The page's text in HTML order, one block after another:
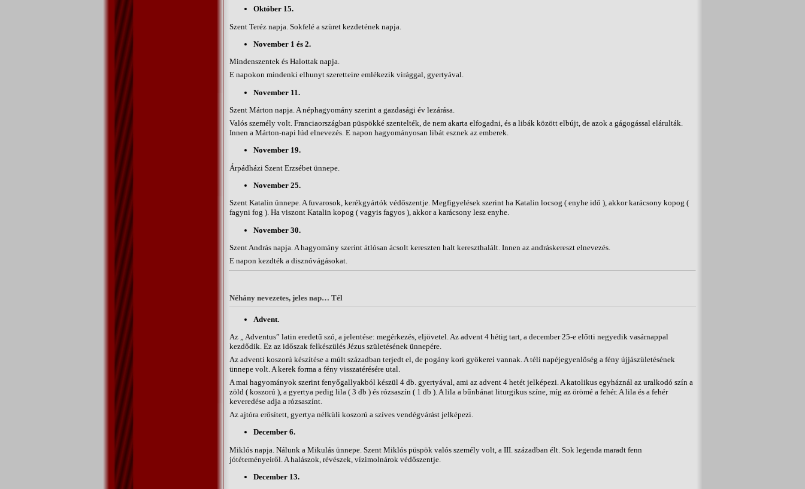
Október 15.
Szent Teréz napja. Sokfelé a szüret kezdetének napja.
November 1 és 2.
Mindenszentek és Halottak napja.
E napokon mindenki elhunyt szeretteire emlékezik virággal, gyertyával.
November 11.
Szent Márton napja. A néphagyomány szerint a gazdasági év lezárása.
Valós személy volt. Franciaországban püspökké szentelték, de nem akarta elfogadni, és a libák között elbújt, de azok a gágogással elárulták.
Innen a Márton-napi lúd elnevezés. E napon hagyományosan libát esznek az emberek.
November 19.
Árpádházi Szent Erzsébet ünnepe.
November 25.
Szent Katalin ünnepe. A fuvarosok, kerékgyártók védőszentje. Megfigyelések szerint ha Katalin locsog ( enyhe idő ), akkor karácsony kopog (
fagyni fog ). Ha viszont Katalin kopog ( vagyis fagyos ), akkor a karácsony lesz enyhe.
November 30.
Szent András napja. A hagyomány szerint átlósan ácsolt kereszten halt kereszthalált. Innen az andráskereszt elnevezés.
E napon kezdték a disznóvágásokat.
Néhány nevezetes, jeles nap… Tél
Advent.
Az „ Adventus” latin eredetű szó, a jelentése: megérkezés, eljövetel. Az advent 4 hétig tart, a december 25-e előtti negyedik vasárnappal
kezdődik. Ez az időszak felkészülés Jézus születésének ünnepére.
Az adventi koszorú készítése a múlt században terjedt el, de pogány kori gyökerei vannak. A téli napéjegyenlőség a fény újjászületésének
ünnepe volt. A kerek forma a fény visszatérésére utal.
A mai hagyományok szerint fenyőgallyakból készül 4 db. gyertyával, ami az advent 4 hetét jelképezi. A katolikus egyháznál az uralkodó szín a
zöld ( koszorú ), a gyertya pedig lila ( 3 db ) és rózsaszín ( 1 db ). A lila a bűnbánat liturgikus színe, míg az örömé a fehér. A lila és a fehér
keveredése adja a rózsaszínt.
Az ajtóra erősített, gyertya nélküli koszorú a szíves vendégvárást jelképezi.
December 6.
Miklós napja. Nálunk a Mikulás ünnepe. Szent Miklós püspök valós személy volt, a III. században élt. Sok legenda maradt fenn
jótéteményeiről. A halászok, révészek, vízimolnárok védőszentje.
December 13.